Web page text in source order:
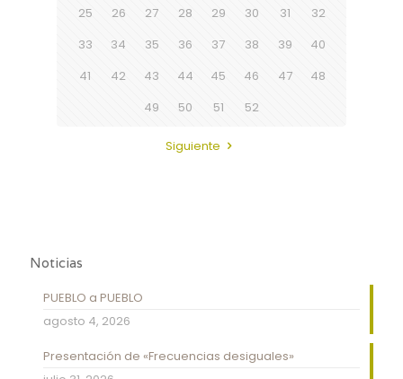
25
26 27 28 29 30 31
32
33
34 35 36 37 38 39
40
41
42 43 44 45 46 47
48
49
50 51 52
Siguiente
Noticias
PUEBLO a PUEBLO
agosto 4, 2026
Presentación de «Frecuencias desiguales»